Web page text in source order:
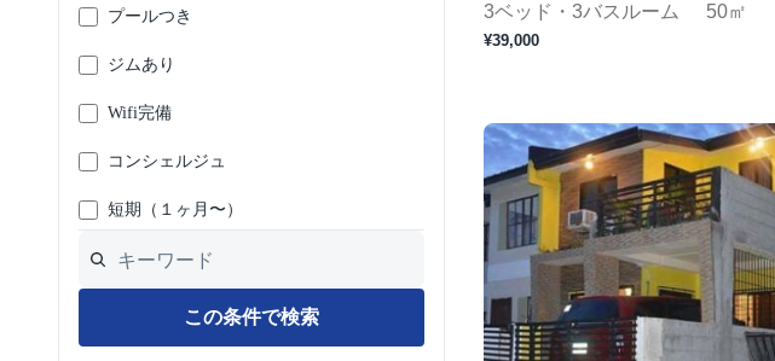
プールつき
ジムあり
Wifi完備
コンシェルジュ
短期（１ヶ月〜）
この条件で検索
3ベッド・3バスルーム 50㎡
¥39,000